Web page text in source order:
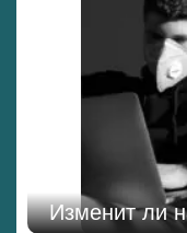
Изменит ли